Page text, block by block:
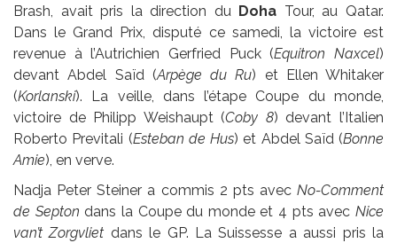
Brash, avait pris la direction du Doha Tour, au Qatar.
Dans le Grand Prix, disputé ce samedi, la victoire est
revenue à l’Autrichien Gerfried Puck (Equitron Naxcel)
devant Abdel Saïd (Arpège du Ru) et Ellen Whitaker
(Korlanski). La veille, dans l’étape Coupe du monde,
victoire de Philipp Weishaupt (Coby 8) devant l’Italien
Roberto Previtali (Esteban de Hus) et Abdel Saïd (Bonne
Amie), en verve.
Nadja Peter Steiner a commis 2 pts avec No-Comment
de Septon dans la Coupe du monde et 4 pts avecNice
van’t Zorgvliet dans le GP. La Suissesse a aussi pris la